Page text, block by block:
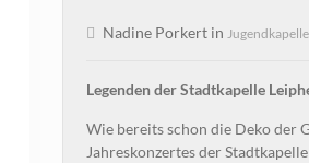
Nadine Porkert in Jugendkapelle
Legenden der Stadtkapelle
Wie bereits schon die Deko der
Jahreskonzertes der